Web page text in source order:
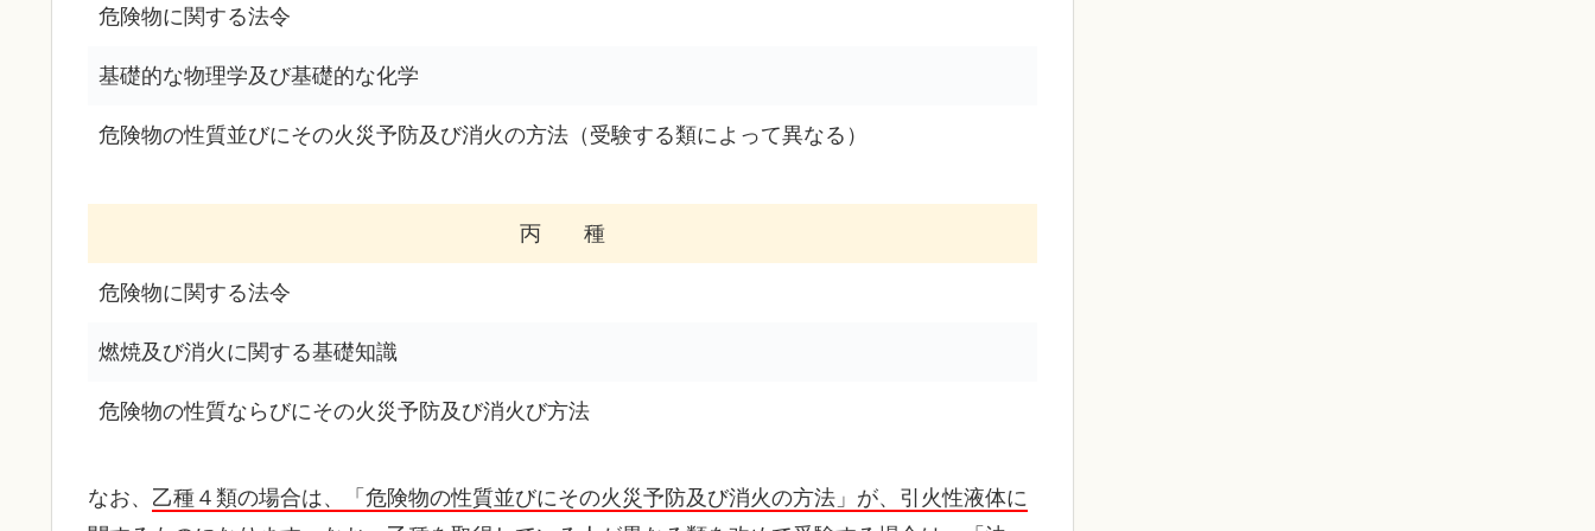
危険物に関する法令
基礎的な物理学及び基礎的な化学
危険物の性質並びにその火災予防及び消火の方法（受験する類によって異なる）
丙 種
危険物に関する法令
燃焼及び消火に関する基礎知識
危険物の性質ならびにその火災予防及び消火び方法
なお、 乙種４類の場合は、「危険物の性質並びにその火災予防及び消火の方法」が、引火性液体に